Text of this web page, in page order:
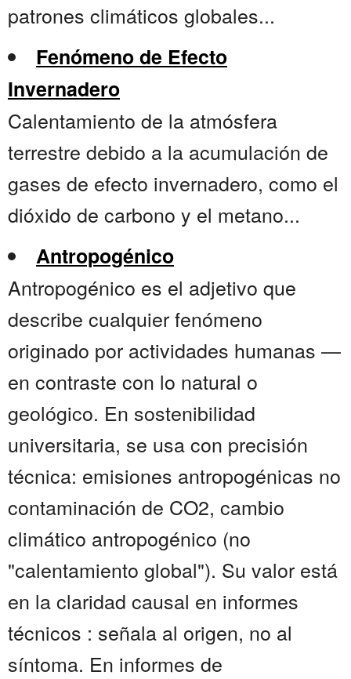
patrones climáticos globales...
Fenómeno de Efecto
Invernadero
Calentamiento de la atmósfera
terrestre debido a la acumulación de
gases de efecto invernadero, como el
dióxido de carbono y el metano...
Antropogénico
Antropogénico es el adjetivo que
describe cualquier fenómeno
originado por actividades humanas —
en contraste con lo natural o
geológico. En sostenibilidad
universitaria, se usa con precisión
técnica: emisiones antropogénicas no
contaminación de CO2, cambio
climático antropogénico (no
"calentamiento global"). Su valor está
en la claridad causal en informes
técnicos : señala al origen, no al
síntoma. En informes de